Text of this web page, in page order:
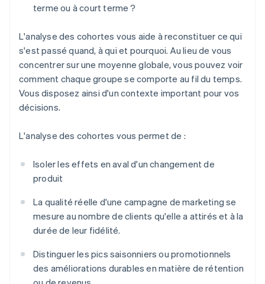
terme ou à court terme ?
L'analyse des cohortes vous aide à reconstituer ce qui
s'est passé quand, à qui et pourquoi. Au lieu de vous
concentrer sur une moyenne globale, vous pouvez voir
comment chaque groupe se comporte au fil du temps.
Vous disposez ainsi d'un contexte important pour vos
décisions.
L'analyse des cohortes vous permet de :
Isoler les effets en aval d'un changement de
produit
La qualité réelle d'une campagne de marketing se
mesure au nombre de clients qu'elle a attirés et à la
durée de leur fidélité.
Distinguer les pics saisonniers ou promotionnels
des améliorations durables en matière de rétention